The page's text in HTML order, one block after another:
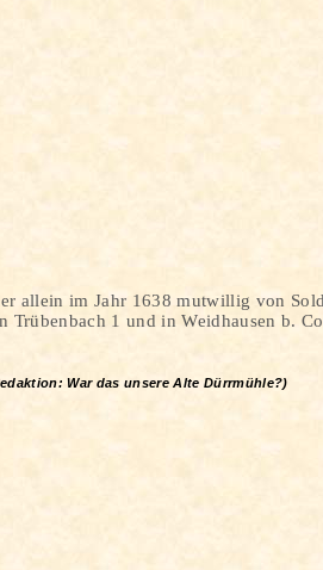
allein im Jahr 1638 mutwillig von
Trübenbach 1 und in Weidhausen b.
War das unsere Alte Dürrmühle?)